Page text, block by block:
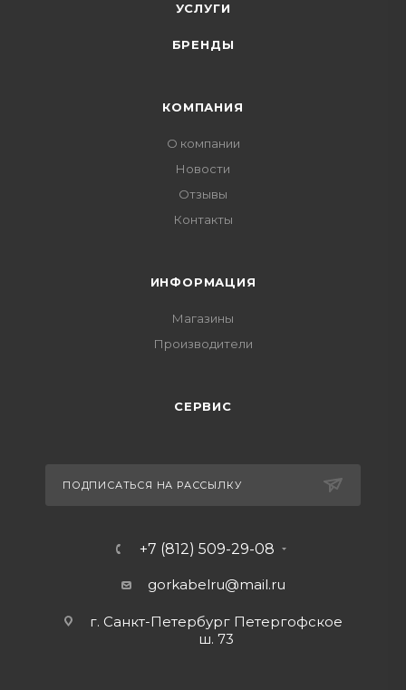
УСЛУГИ
БРЕНДЫ
КОМПАНИЯ
О компании
Новости
Отзывы
Контакты
ИНФОРМАЦИЯ
Магазины
Производители
СЕРВИС
ПОДПИСАТЬСЯ НА РАССЫЛКУ
+7 (812) 509-29-08
gorkabelru@mail.ru
г. Санкт-Петербург Петергофское
ш. 73